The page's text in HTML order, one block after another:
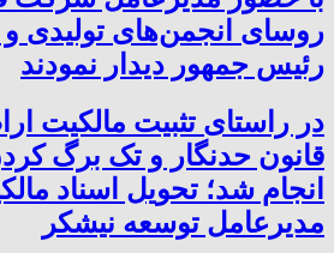
روسای انجمن‌های تولیدی
رئیس جمهور دیدار نمودند
در راستای تثبیت مالکیت
قانون حدنگار و تک برگ
انجام شد؛ تحویل اسناد
مدیرعامل توسعه نیشکر